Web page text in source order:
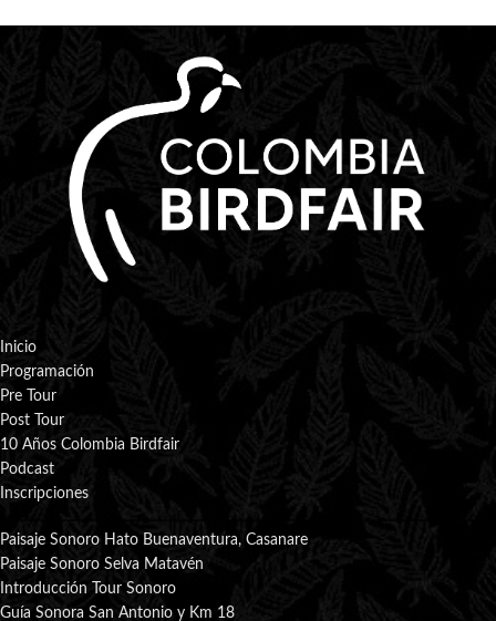
Inicio
Programación
Pre Tour
Post Tour
10 Años Colombia Birdfair
Podcast
Inscripciones
Paisaje Sonoro Hato Buenaventura, Casanare
Paisaje Sonoro Selva Matavén
Introducción Tour Sonoro
Guía Sonora San Antonio y Km 18